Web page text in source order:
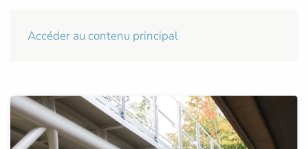
Accéder au contenu principal